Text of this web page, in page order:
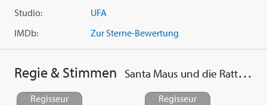
Studio:
UFA
IMDb:
Zur Sterne-Bewertung
Regie & Stimmen Santa Maus und die Rattentiere & Fröhliche...
Regisseur Regisseur